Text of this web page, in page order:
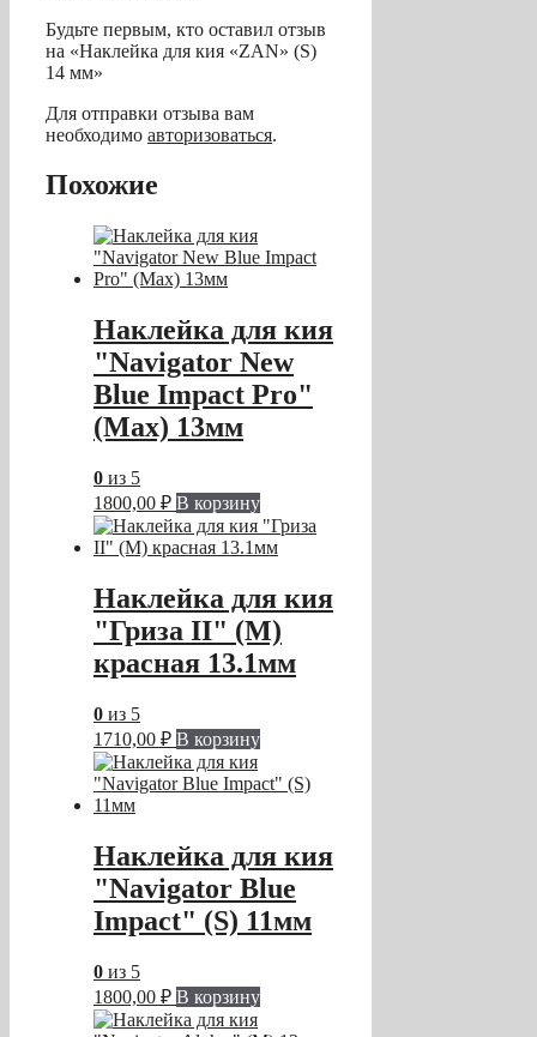
Будьте первым, кто оставил отзыв
на «Наклейка для кия «ZAN» (S)
14 мм»
Для отправки отзыва вам
необходимо авторизоваться.
Похожие
Наклейка для кия
"Navigator New
Blue Impact Pro"
(Max) 13мм
0 из 5
1800,00 ₽ В корзину
Наклейка для кия
"Гриза II" (M)
красная 13.1мм
0 из 5
1710,00 ₽ В корзину
Наклейка для кия
"Navigator Blue
Impact" (S) 11мм
0 из 5
1800,00 ₽ В корзину